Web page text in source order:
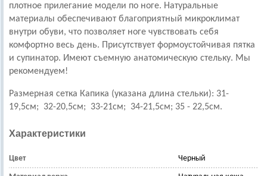
плотное прилегание модели по ноге. Натуральные
материалы обеспечивают благоприятный микроклимат
внутри обуви, что позволяет ноге чувствовать себя
комфортно весь день.
Присутствует формоустойчивая пятка
и супинатор. Имеют съемную анатомическую стельку. Мы
рекомендуем!
Размерная сетка Капика (указана длина стельки): 31-
19,5см; 32-20,5см; 33-21см; 34-21,5см; 35 - 22,5см.
Характеристики
Цвет Черный